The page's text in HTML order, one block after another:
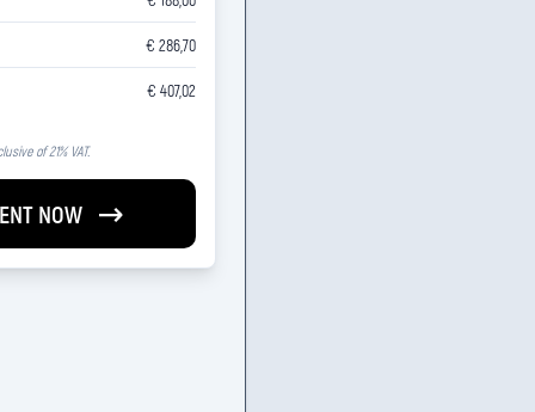
€ 286,70
€ 407,02
of 21% VAT.
NOW